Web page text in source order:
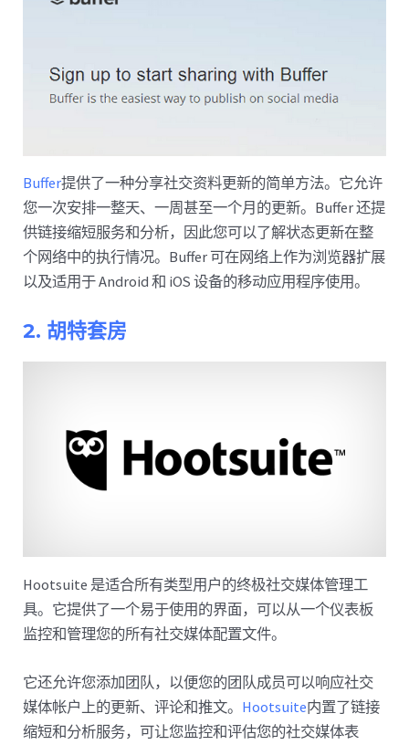
Buffer提供了一种分享社交资料更新的简单方法。它允许
您一次安排一整天、一周甚至一个月的更新。Buffer 还提
供链接缩短服务和分析，因此您可以了解状态更新在整
个网络中的执行情况。Buffer 可在网络上作为浏览器扩展
以及适用于 Android 和 iOS 设备的移动应用程序使用。
2. 胡特套房
Hootsuite 是适合所有类型用户的终极社交媒体管理工
具。它提供了一个易于使用的界面，可以从一个仪表板
监控和管理您的所有社交媒体配置文件。
它还允许您添加团队，以便您的团队成员可以响应社交
媒体帐户上的更新、评论和推文。 Hootsuite内置了链接
缩短和分析服务，可让您监控和评估您的社交媒体表